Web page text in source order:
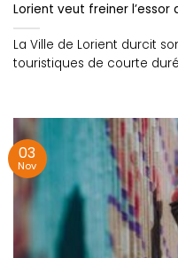
Lorient veut freiner
La Ville de Lorient durcit
touristiques de courte
03
Nov